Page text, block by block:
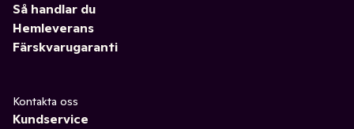
Så handlar du
Hemleverans
Färskvarugaranti
Kontakta oss
Kundservice